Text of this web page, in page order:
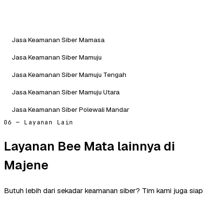
Jasa Keamanan Siber Mamasa
Jasa Keamanan Siber Mamuju
Jasa Keamanan Siber Mamuju Tengah
Jasa Keamanan Siber Mamuju Utara
Jasa Keamanan Siber Polewali Mandar
06 — Layanan Lain
Layanan Bee Mata lainnya di
Majene
Butuh lebih dari sekadar keamanan siber? Tim kami juga siap